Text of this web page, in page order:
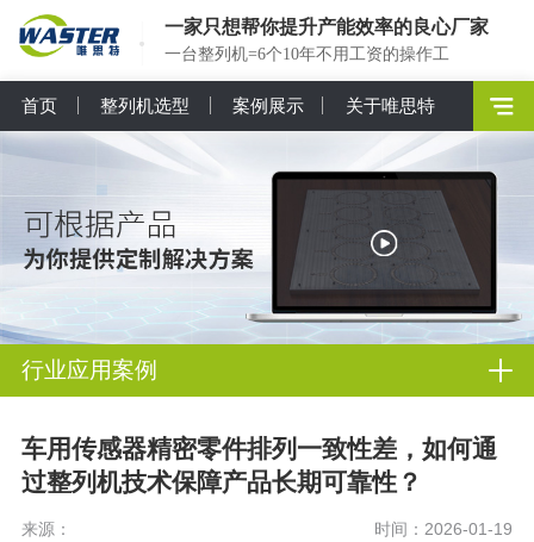
一家只想帮你提升产能效率的良心厂家
一台整列机=6个10年不用工资的操作工
首页 整列机选型 案例展示 关于唯思特
行业应用案例
车用传感器精密零件排列一致性差，如何通
过整列机技术保障产品长期可靠性？
来源： 时间：2026-01-19